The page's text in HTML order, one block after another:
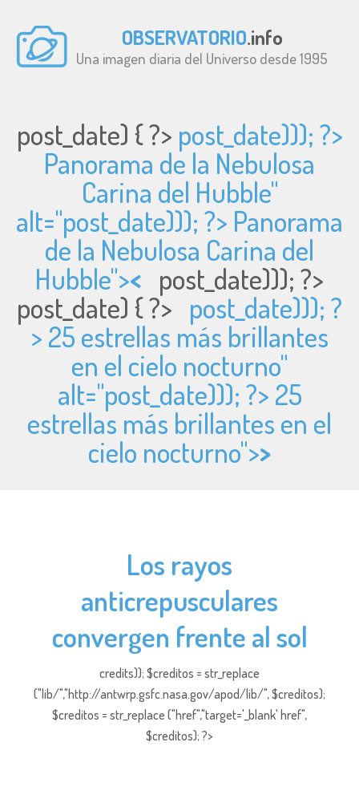
OBSERVATORIO.info
Una imagen diaria del Universo desde 1995
post_date) { ?> post_date))); ?>
Panorama de la Nebulosa
Carina del Hubble"
alt="post_date))); ?> Panorama
de la Nebulosa Carina del
Hubble">< post_date))); ?>
post_date) { ?> post_date))); ?
> 25 estrellas más brillantes
en el cielo nocturno"
alt="post_date))); ?> 25
estrellas más brillantes en el
cielo nocturno">>
Los rayos
anticrepusculares
convergen frente al sol
credits)); $creditos = str_replace
("lib/","http://antwrp.gsfc.nasa.gov/apod/lib/", $creditos);
$creditos = str_replace ("href","target='_blank' href",
$creditos); ?>